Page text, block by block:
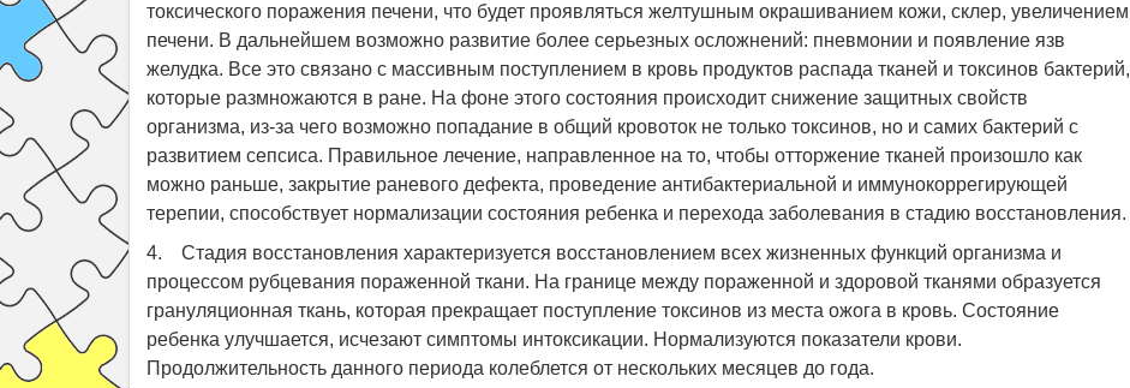
токсического поражения печени, что будет проявляться желтушным окрашиванием кожи, склер, увеличением
печени. В дальнейшем возможно развитие более серьезных осложнений: пневмонии и появление язв
желудка. Все это связано с массивным поступлением в кровь продуктов распада тканей и токсинов бактерий,
которые размножаются в ране. На фоне этого состояния происходит снижение защитных свойств
организма, из-за чего возможно попадание в общий кровоток не только токсинов, но и самих бактерий с
развитием сепсиса. Правильное лечение, направленное на то, чтобы отторжение тканей произошло как
можно раньше, закрытие раневого дефекта, проведение антибактериальной и иммунокоррегирующей
терепии, способствует нормализации состояния ребенка и перехода заболевания в стадию восстановления.
4. Стадия восстановления характеризуется восстановлением всех жизненных функций организма и
процессом рубцевания пораженной ткани. На границе между пораженной и здоровой тканями образуется
грануляционная ткань, которая прекращает поступление токсинов из места ожога в кровь. Состояние
ребенка улучшается, исчезают симптомы интоксикации. Нормализуются показатели крови.
Продолжительность данного периода колеблется от нескольких месяцев до года.